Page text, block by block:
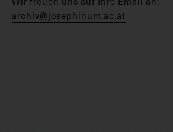
archiv@josephinum.ac.at